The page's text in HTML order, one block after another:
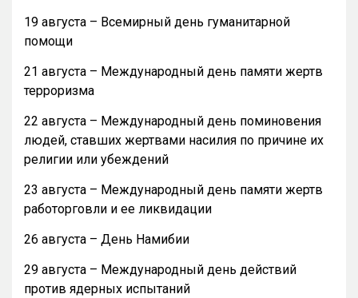
19 августа – Всемирный день гуманитарной
помощи
21 августа – Международный день памяти жертв
терроризма
22 августа – Международный день поминовения
людей, ставших жертвами насилия по причине их
религии или убеждений
23 августа – Международный день памяти жертв
работорговли и ее ликвидации
26 августа – День Намибии
29 августа – Международный день действий
против ядерных испытаний